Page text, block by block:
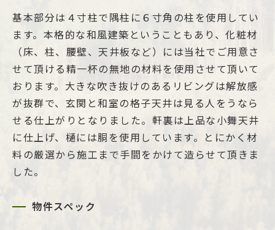
基本部分は４寸柱で隅柱に６寸角の柱を使用してい
ます。本格的な和風建築ということもあり、化粧材
（床、柱、腰壁、天井板など）には当社でご用意さ
せて頂ける精一杯の無地の材料を使用させて頂いて
おります。大きな吹き抜けのあるリビングは解放感
が抜群で、玄関と和室の格子天井は見る人をうなら
せる仕上がりとなりました。軒裏は上品な小舞天井
に仕上げ、樋には胴を使用しています。とにかく材
料の厳選から施工まで手間をかけて造らせて頂きま
した。
物件スペック